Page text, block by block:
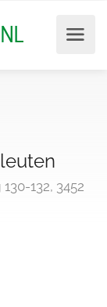
132, 3452